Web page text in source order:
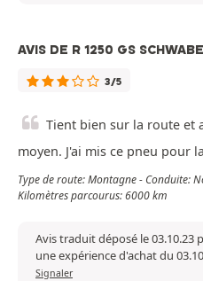
AVIS DE R 1250 GS SCHWABE
3/5
Tient bien sur la route et
moyen. J'ai mis ce pneu pour
Type de route: Montagne - Conduite:
Kilomètres parcourus: 6000 km
Avis traduit déposé le 03.10.23
une expérience d'achat du
Signaler